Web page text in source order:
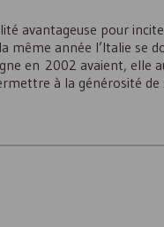
avantageuse pour
même année l’Italie se
en 2002 avaient, elle
à la générosité de